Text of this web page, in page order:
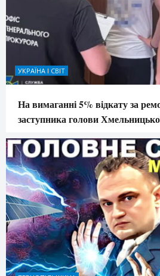
УКРАЇНА І СВІТ
На вимаганні 5% відкату за
заступника голови